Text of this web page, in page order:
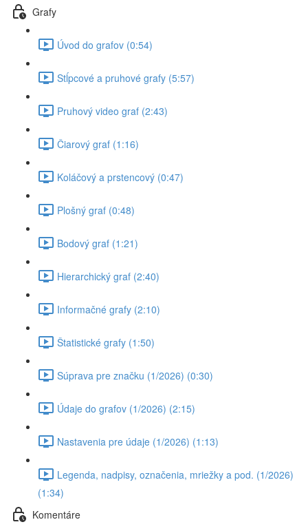
Grafy
Úvod do grafov (0:54)
Stĺpcové a pruhové grafy (5:57)
Pruhový video graf (2:43)
Čiarový graf (1:16)
Koláčový a prstencový (0:47)
Plošný graf (0:48)
Bodový graf (1:21)
Hierarchický graf (2:40)
Informačné grafy (2:10)
Štatistické grafy (1:50)
Súprava pre značku (1/2026) (0:30)
Údaje do grafov (1/2026) (2:15)
Nastavenia pre údaje (1/2026) (1:13)
Legenda, nadpisy, označenia, mriežky a pod. (1/2026)
(1:34)
Komentáre